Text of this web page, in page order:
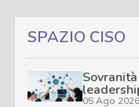
SPAZIO CISO
05 Ago 2026